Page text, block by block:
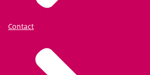
Contact